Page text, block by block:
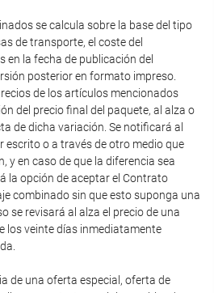
se calcula sobre la base del tipo
de transporte, el coste del
en la fecha de publicación del
posterior en formato impreso.
de los artículos mencionados
del precio final del paquete, al alza o
de dicha variación. Se notificará al
escrito o a través de otro medio que
y en caso de que la diferencia sea
la opción de aceptar el Contrato
combinado sin que esto suponga una
se revisará al alza el precio de una
los veinte días inmediatamente
de una oferta especial, oferta de